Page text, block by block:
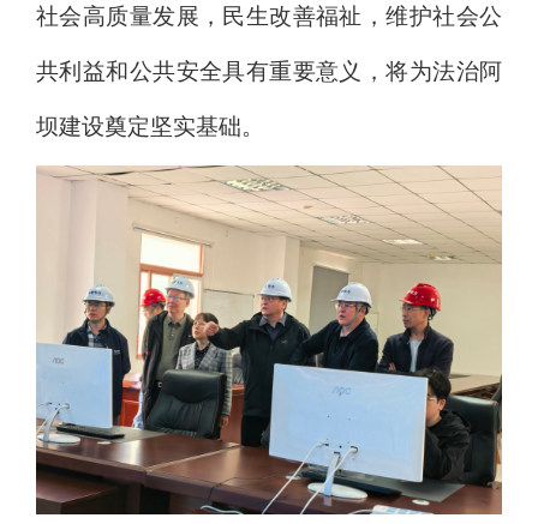
社会高质量发展，民生改善福祉，维护社会公
共利益和公共安全具有重要意义，将为法治阿
坝建设奠定坚实基础。